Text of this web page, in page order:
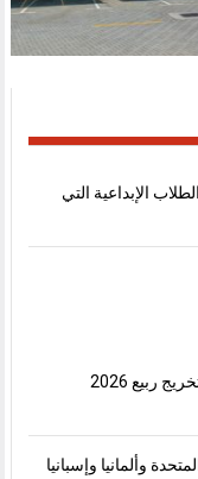
الإبداعية التي
ربيع 2026
وألمانيا وإسبانيا